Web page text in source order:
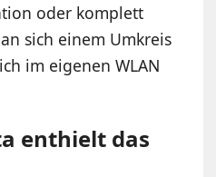
oder komplett
sich einem Umkreis
im eigenen WLAN
enthielt das